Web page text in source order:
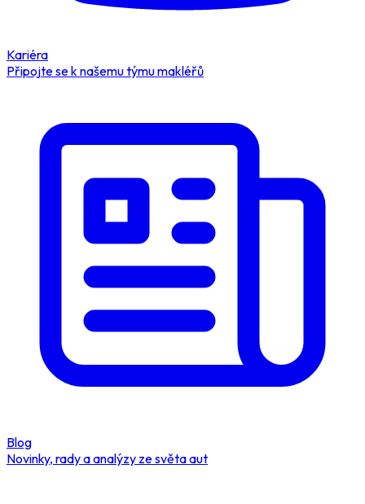
Kariéra
Připojte se k našemu týmu makléřů
Blog
Novinky, rady a analýzy ze světa aut